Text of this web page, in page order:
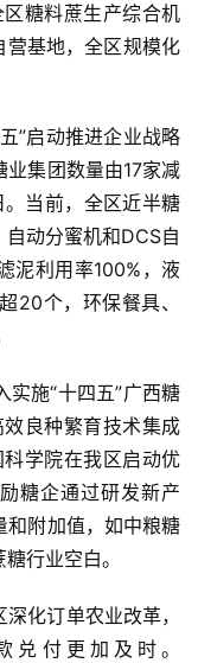
糖料蔗生产综合机
基地，全区规模化
”启动推进企业战略
集团数量由17家减
当前，全区近半糖
动分蜜机和DCS自
泥利用率100%，液
20个，环保餐具、
施“十四五”广西糖
良种繁育技术集成
学院在我区启动优
糖企通过研发新产
和附加值，如中粮糖
行业空白。
化订单农业改革，
付更加及时。